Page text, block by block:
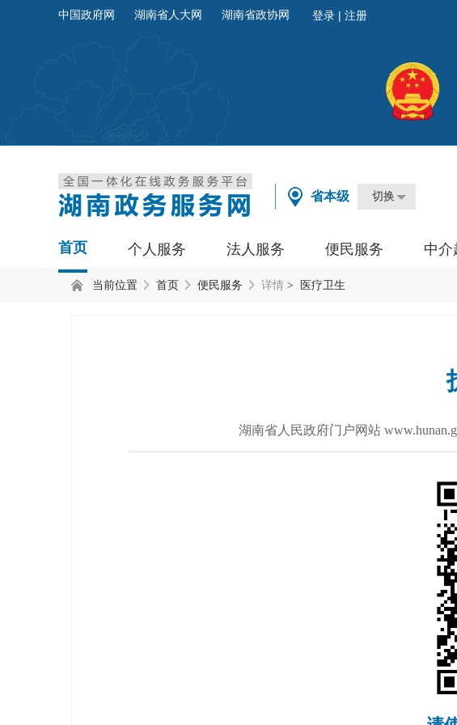
中国政府网 湖南省人大网 湖南省政协网
省本级 切换
首页 个人服务 法人服务 便民服务 中介
当前位置 首页 便民服务 > 医疗卫生
详情
湖南省人民政府门户网站